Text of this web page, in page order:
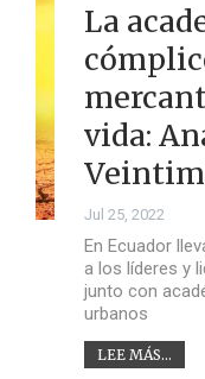
La
vida:
Jul 25, 2022
En Ecuador
a los líderes y
junto con
urbanos
LEE MÁS...